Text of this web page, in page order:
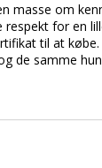
masse om
for en
til at
samme